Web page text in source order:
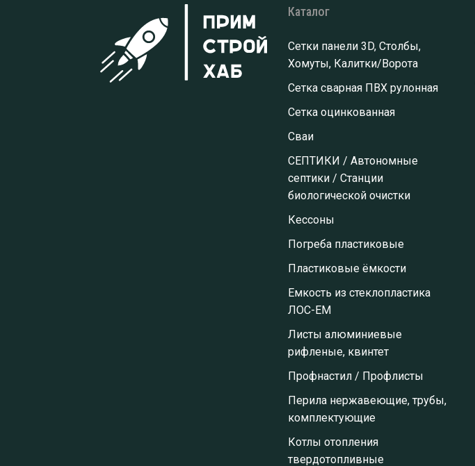
Каталог
Сетки панели 3D, Столбы,
Хомуты, Калитки/Ворота
Сетка сварная ПВХ рулонная
Сетка оцинкованная
Сваи
СЕПТИКИ / Автономные
септики / Станции
биологической очистки
Кессоны
Погреба пластиковые
Пластиковые ёмкости
Емкость из стеклопластика
ЛОС-ЕМ
Листы алюминиевые
рифленые, квинтет
Профнастил / Профлисты
Перила нержавеющие, трубы,
комплектующие
Котлы отопления
твердотопливные